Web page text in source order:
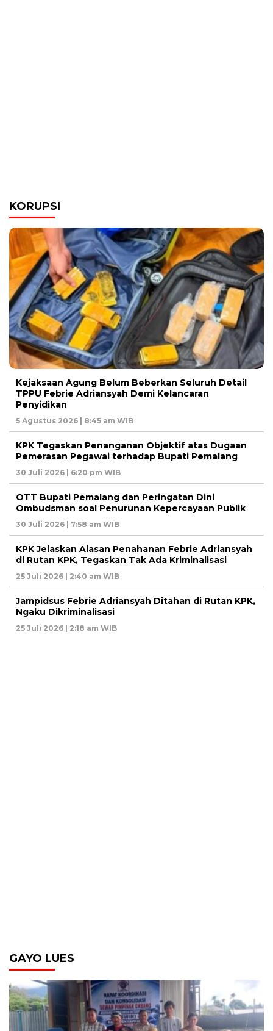
KORUPSI
Kejaksaan Agung Belum Beberkan Seluruh Detail
TPPU Febrie Adriansyah Demi Kelancaran
Penyidikan
5 Agustus 2026 | 8:45 am WIB
KPK Tegaskan Penanganan Objektif atas Dugaan
Pemerasan Pegawai terhadap Bupati Pemalang
30 Juli 2026 | 6:20 pm WIB
OTT Bupati Pemalang dan Peringatan Dini
Ombudsman soal Penurunan Kepercayaan Publik
30 Juli 2026 | 7:58 am WIB
KPK Jelaskan Alasan Penahanan Febrie Adriansyah
di Rutan KPK, Tegaskan Tak Ada Kriminalisasi
25 Juli 2026 | 2:40 am WIB
Jampidsus Febrie Adriansyah Ditahan di Rutan KPK,
Ngaku Dikriminalisasi
25 Juli 2026 | 2:18 am WIB
GAYO LUES